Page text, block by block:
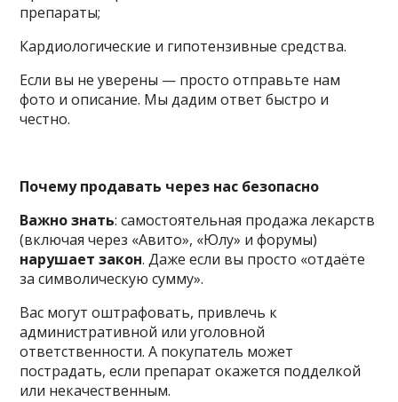
препараты;
Кардиологические и гипотензивные средства.
Если вы не уверены — просто отправьте нам
фото и описание. Мы дадим ответ быстро и
честно.
Почему продавать через нас безопасно
Важно знать: самостоятельная продажа лекарств
(включая через «Авито», «Юлу» и форумы)
нарушает закон. Даже если вы просто «отдаёте
за символическую сумму».
Вас могут оштрафовать, привлечь к
административной или уголовной
ответственности. А покупатель может
пострадать, если препарат окажется подделкой
или некачественным.